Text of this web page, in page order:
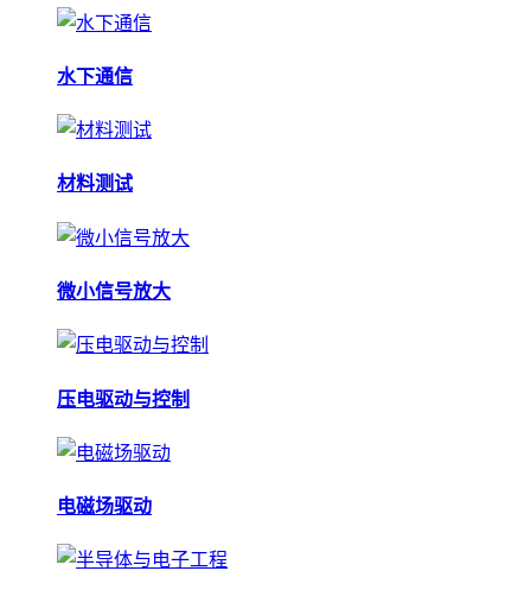
水下通信
材料测试
微小信号放大
压电驱动与控制
电磁场驱动